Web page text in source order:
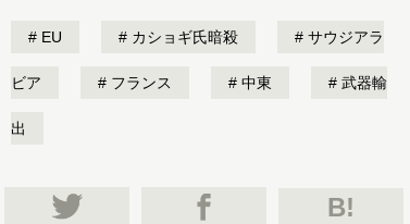
EU カショギ氏暗殺 サウジアラ
ビア フランス 中東 武器輸
出
B!